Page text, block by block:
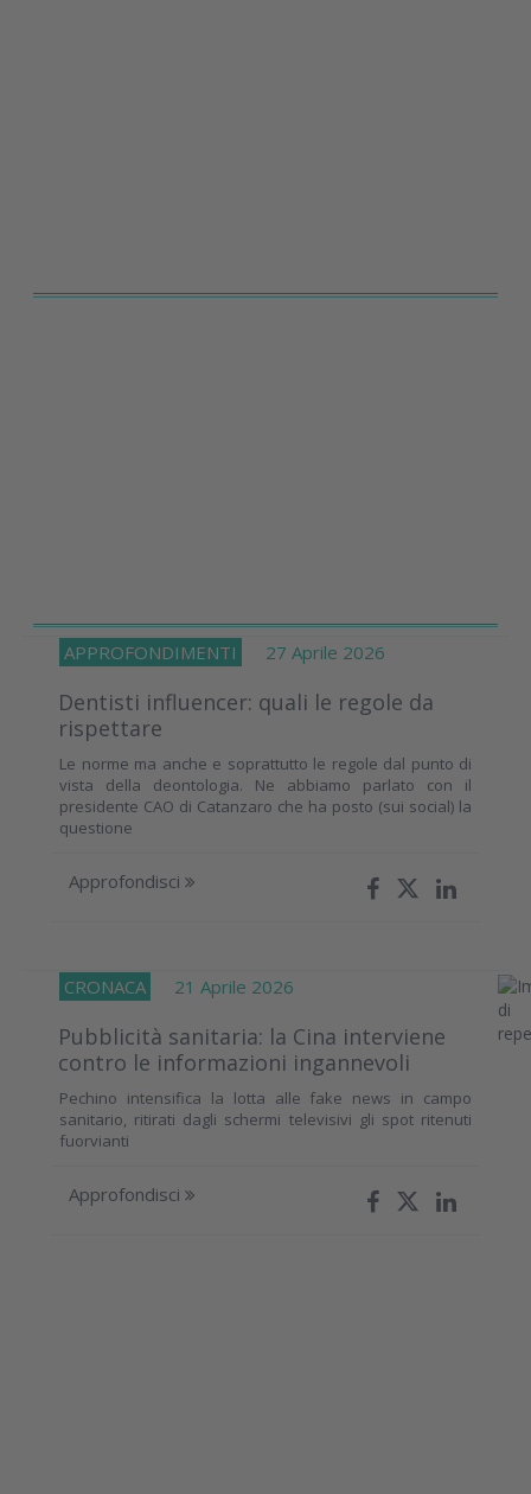
APPROFONDIMENTI 27 Aprile 2026
Dentisti influencer: quali le regole da
rispettare
Le norme ma anche e soprattutto le regole dal punto di
vista della deontologia. Ne abbiamo parlato con il
presidente CAO di Catanzaro che ha posto (sui social) la
questione
Approfondisci
CRONACA 21 Aprile 2026
Pubblicità sanitaria: la Cina interviene
contro le informazioni ingannevoli
Pechino intensifica la lotta alle fake news in campo
sanitario, ritirati dagli schermi televisivi gli spot ritenuti
fuorvianti
Approfondisci